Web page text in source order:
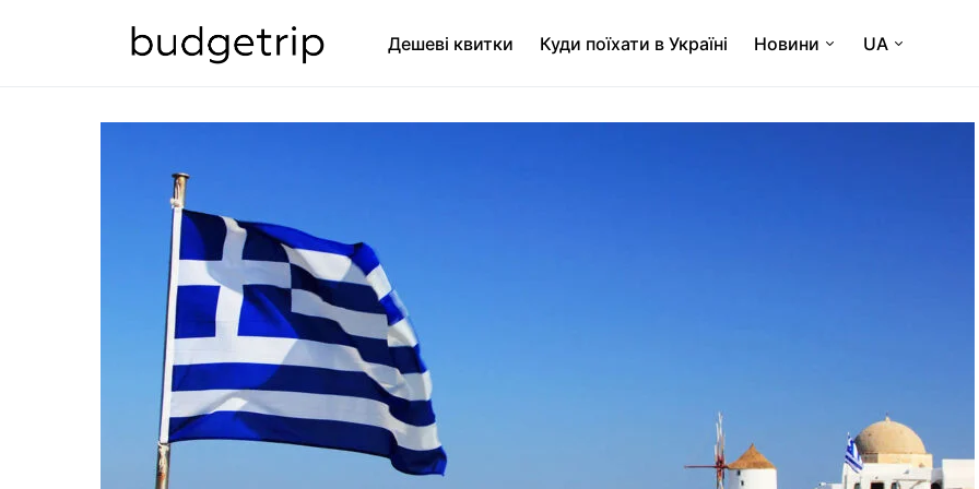
Дешеві квитки Куди поїхати в Україні Новини UA